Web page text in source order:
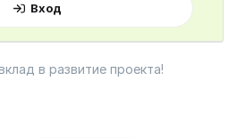
Вход
в развитие проекта!